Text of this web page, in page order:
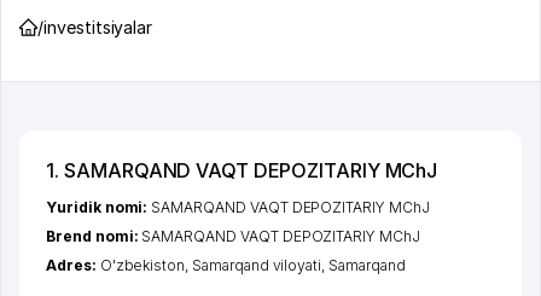
/investitsiyalar
1. SAMARQAND VAQT DEPOZITARIY MChJ
Yuridik nomi: SAMARQAND VAQT DEPOZITARIY MChJ
Brend nomi: SAMARQAND VAQT DEPOZITARIY MChJ
Adres: O'zbekiston, Samarqand viloyati, Samarqand